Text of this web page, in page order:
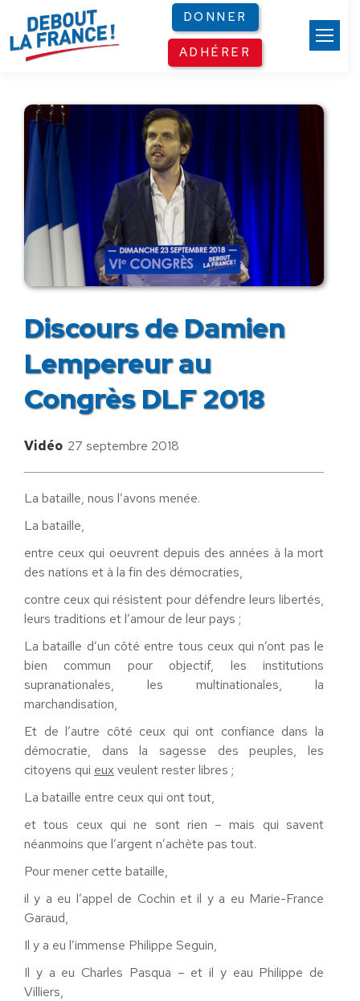
DONNER
ADHÉRER
Discours de Damien
Lempereur au
Congrès DLF 2018
Vidéo 27 septembre 2018
La bataille, nous l’avons menée.
La bataille,
entre ceux qui oeuvrent depuis des années à la mort
des nations et à la fin des démocraties,
contre ceux qui résistent pour défendre leurs libertés,
leurs traditions et l’amour de leur pays ;
La bataille d’un côté entre tous ceux qui n’ont pas le
bien commun pour objectif, les institutions
supranationales, les multinationales, la
marchandisation,
Et de l’autre côté ceux qui ont confiance dans la
démocratie, dans la sagesse des peuples, les
citoyens qui euxveulent rester libres ;
La bataille entre ceux qui ont tout,
et tous ceux qui ne sont rien – mais qui savent
néanmoins que l’argent n’achète pas tout.
Pour mener cette bataille,
il y a eu l’appel de Cochin et il y a eu Marie-France
Garaud,
Il y a eu l’immense Philippe Seguin,
Il y a eu Charles Pasqua – et il y eau Philippe de
Villiers,
Panneau de gestion des cookies